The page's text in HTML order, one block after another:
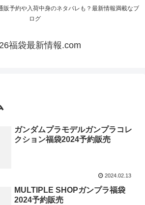
販予約や入荷中身のネタバレも？最新情報満載なブ
ログ
福袋最新情報.com
ガンダムプラモデルガンプラコレ
クション福袋2024予約販売
2024.02.13
MULTIPLE SHOPガンプラ福袋
2024予約販売